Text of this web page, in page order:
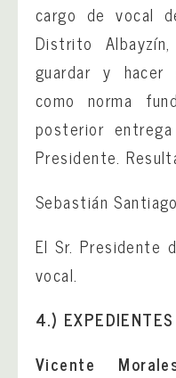
cargo de vocal
Distrito
guardar y hacer
como norma
posterior
Presidente.
Sebastián
El Sr. Presidente
vocal.
4.)
Vicente